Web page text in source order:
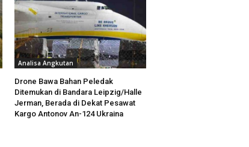
Analisa Angkutan
Drone Bawa Bahan Peledak
Ditemukan di Bandara Leipzig/Halle
Jerman, Berada di Dekat Pesawat
Kargo Antonov An-124 Ukraina